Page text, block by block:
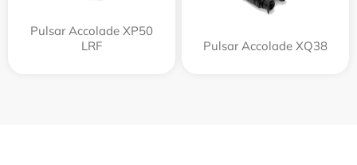
Pulsar Accolade XP50
LRF
Pulsar Accolade XQ38